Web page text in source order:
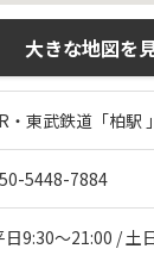
大きな地図を
・東武鉄道「柏駅
5448-7884
日9:30～21:00 / 土